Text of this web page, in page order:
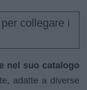
collegare i
nel suo catalogo
adatte a diverse